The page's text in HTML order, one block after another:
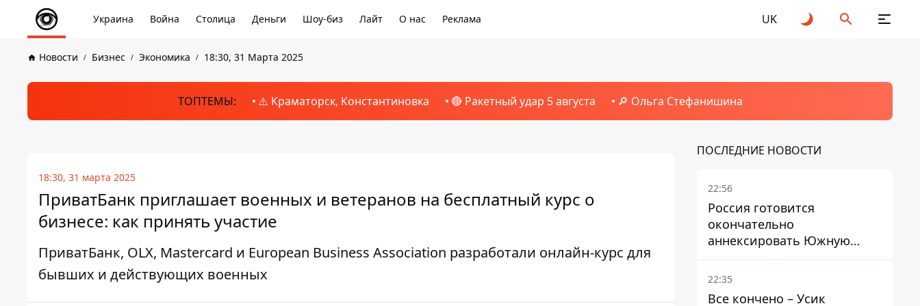
Украина Война Столица Деньги Шоу-биз Лайт О нас Реклама UK
Новости Бизнес Экономика 18:30, 31 Марта 2025
ТОПТЕМЫ: ⚠️ Краматорск, Константиновка 🔴 Ракетный удар 5 августа 🔎 Ольга Стефанишина
18:30, 31 марта 2025
ПриватБанк приглашает военных и ветеранов на бесплатный курс о
бизнесе: как принять участие
ПриватБанк, OLX, Mastercard и European Business Association разработали онлайн-курс для
бывших и действующих военных
ПОСЛЕДНИЕ НОВОСТИ
22:56
Россия готовится
окончательно
аннексировать Южную
Осетию – страны НАТО
обеспокоены
22:35
Все кончено – Усик